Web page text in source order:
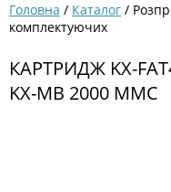
Головна / Каталог /
комплектуючих
КАРТРИДЖ KX-
KX-MB 2000 MMC